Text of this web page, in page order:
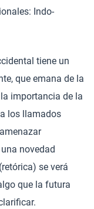
Indo-
tiene un
que emana de la
importancia de la
los llamados
novedad
se verá
que la futura